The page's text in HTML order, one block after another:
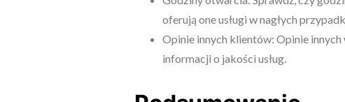
oferują one usługi w nagłych
Opinie innych klientów: Opinie innych
informacji o jakości usług.